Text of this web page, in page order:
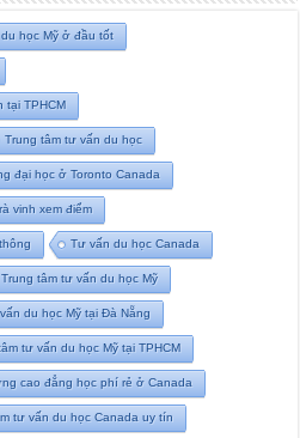
học Mỹ ở đầu tốt
tại TPHCM
Trung tâm tư vấn du học
đại học ở Toronto Canada
vinh xem điểm
Tư vấn du học Canada
Trung tâm tư vấn du học Mỹ
du học Mỹ tại Đà Nẵng
tư vấn du học Mỹ tại TPHCM
cao đẳng học phí rẻ ở Canada
tư vấn du học Canada uy tín